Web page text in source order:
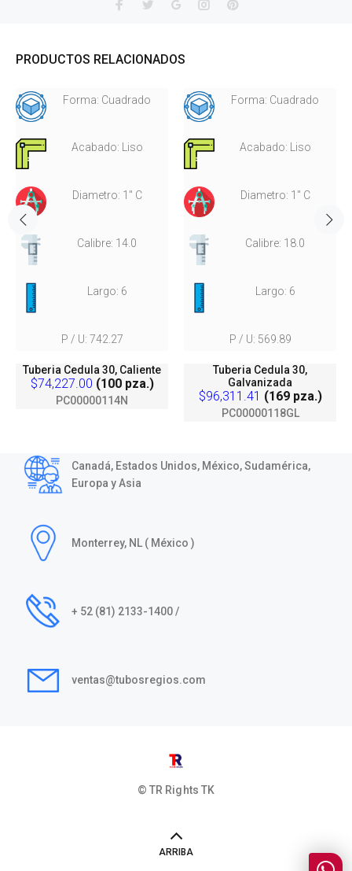
PRODUCTOS RELACIONADOS
Forma: Cuadrado
Acabado: Liso
Diametro: 1" C
Calibre: 14.0
Largo: 6
P / U: 742.27
Tuberia Cedula 30, Caliente
$74,227.00 (100 pza.)
PC00000114N
Forma: Cuadrado
Acabado: Liso
Diametro: 1" C
Calibre: 18.0
Largo: 6
P / U: 569.89
Tuberia Cedula 30,
Galvanizada
$96,311.41 (169 pza.)
PC00000118GL
Canadá, Estados Unidos, México, Sudamérica,
Europa y Asia
Monterrey, NL ( México )
+ 52 (81) 2133-1400 /
ventas@tubosregios.com
© TR RightsTK
ARRIBA